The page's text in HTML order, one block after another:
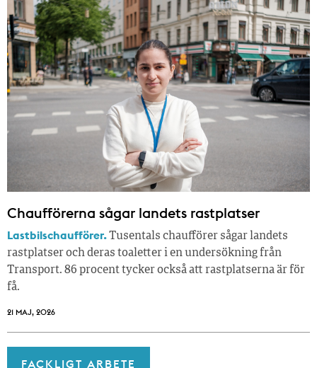
Chaufförerna sågar landets rastplatser
Lastbilschaufförer.Tusentals chaufförer sågar landets
rastplatser och deras toaletter i en undersökning från
Transport. 86 procent tycker också att rastplatserna är för
få.
21 MAJ, 2026
FACKLIGT ARBETE